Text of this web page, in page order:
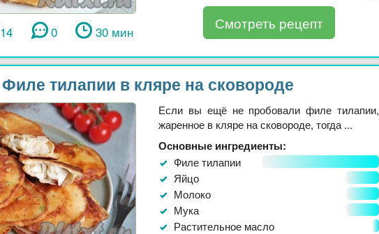
14 0 30 мин
Смотреть рецепт
Филе тилапии в кляре на сковороде
Если вы ещё не пробовали филе тилапии,
жаренное в кляре на сковороде, тогда ...
Основные ингредиенты:
Филе тилапии
Яйцо
Молоко
Мука
Растительное масло